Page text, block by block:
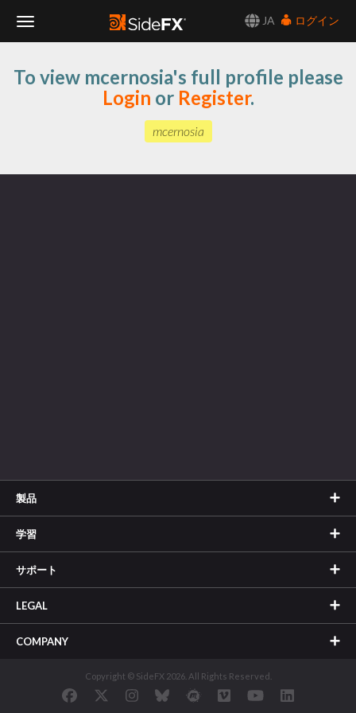
JA
ログイン
Navigation
To view mcernosia's full profile please
Login or Register.
mcernosia
製品
学習
サポート
LEGAL
COMPANY
Copyright © SideFX 2026. All Rights Reserved.